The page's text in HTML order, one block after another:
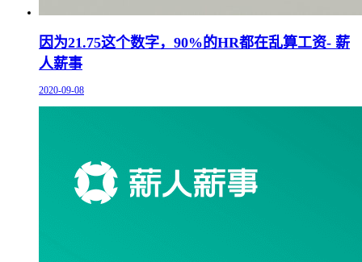
因为21.75这个数字，90%的HR都在乱算工资- 薪
人薪事
2020-09-08